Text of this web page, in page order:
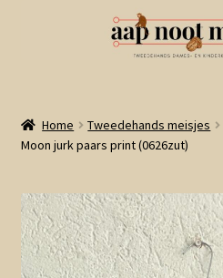
naar
navigatie
de
inhoud
Welkom
Winkel
Mijn account
Home Tweedehands meisjes
Moon jurk paars print (0626zut)